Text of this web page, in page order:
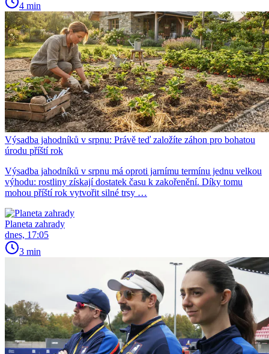
4 min
Výsadba jahodníků v srpnu: Právě teď založíte záhon pro bohatou
úrodu příští rok
Výsadba jahodníků v srpnu má oproti jarnímu termínu jednu velkou
výhodu: rostliny získají dostatek času k zakořenění. Díky tomu
mohou příští rok vytvořit silné trsy …
Planeta zahrady
dnes, 17:05
3 min